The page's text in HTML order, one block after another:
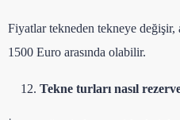
Fiyatlar tekneden tekneye değişir,
1500 Euro arasında olabilir.
Tekne turları nasıl